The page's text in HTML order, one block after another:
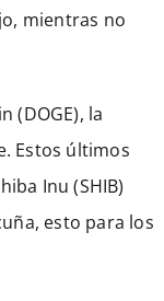
mientras no
(DOGE), la
Estos últimos
Inu (SHIB)
esto para los